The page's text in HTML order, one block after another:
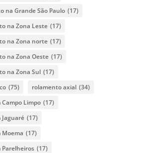
na Grande São Paulo (17)
na Zona Leste (17)
na Zona norte (17)
na Zona Oeste (17)
na Zona Sul (17)
(75) rolamento axial (34)
Limpo (17)
(17)
Moema (17)
Parelheiros (17)